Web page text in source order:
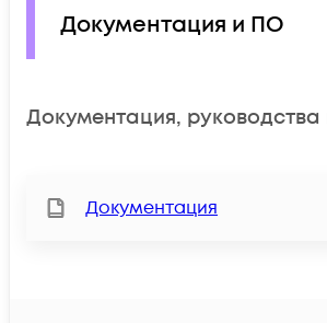
Документация и ПО
Документация, руководства
Документация